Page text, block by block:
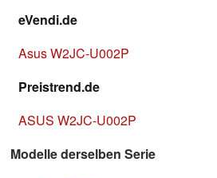
eVendi.de
Asus W2JC-U002P
Preistrend.de
ASUS W2JC-U002P
Modelle derselben Serie